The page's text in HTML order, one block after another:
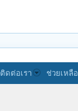
ติดต่อเรา ช่วยเหลือ